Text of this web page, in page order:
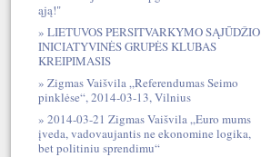
ąją!"
LIETUVOS PERSITVARKYMO SĄJŪDŽIO
INICIATYVINĖS GRUPĖS KLUBAS
KREIPIMASIS
Zigmas Vaišvila „Referendumas Seimo
pinklėse“, 2014-03-13, Vilnius
2014-03-21 Zigmas Vaišvila „Euro mums
įveda, vadovaujantis ne ekonomine logika,
bet politiniu sprendimu“